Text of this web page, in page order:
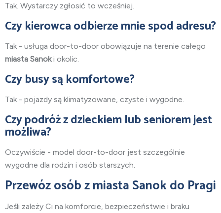
Tak. Wystarczy zgłosić to wcześniej.
Czy kierowca odbierze mnie spod adresu?
Tak - usługa door-to-door obowiązuje na terenie całego
miasta Sanoki okolic.
Czy busy są komfortowe?
Tak - pojazdy są klimatyzowane, czyste i wygodne.
Czy podróż z dzieckiem lub seniorem jest
możliwa?
Oczywiście - model door-to-door jest szczególnie
wygodne dla rodzin i osób starszych.
Przewóz osób z miasta Sanok do Pragi
Jeśli zależy Ci na komforcie, bezpieczeństwie i braku